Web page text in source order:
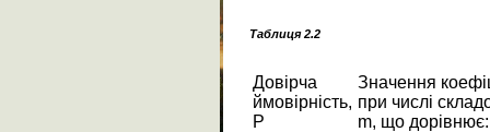
Таблиця 2.2
Довірча
ймовірність,
P
Значення
при числі
m, що дорівнює: